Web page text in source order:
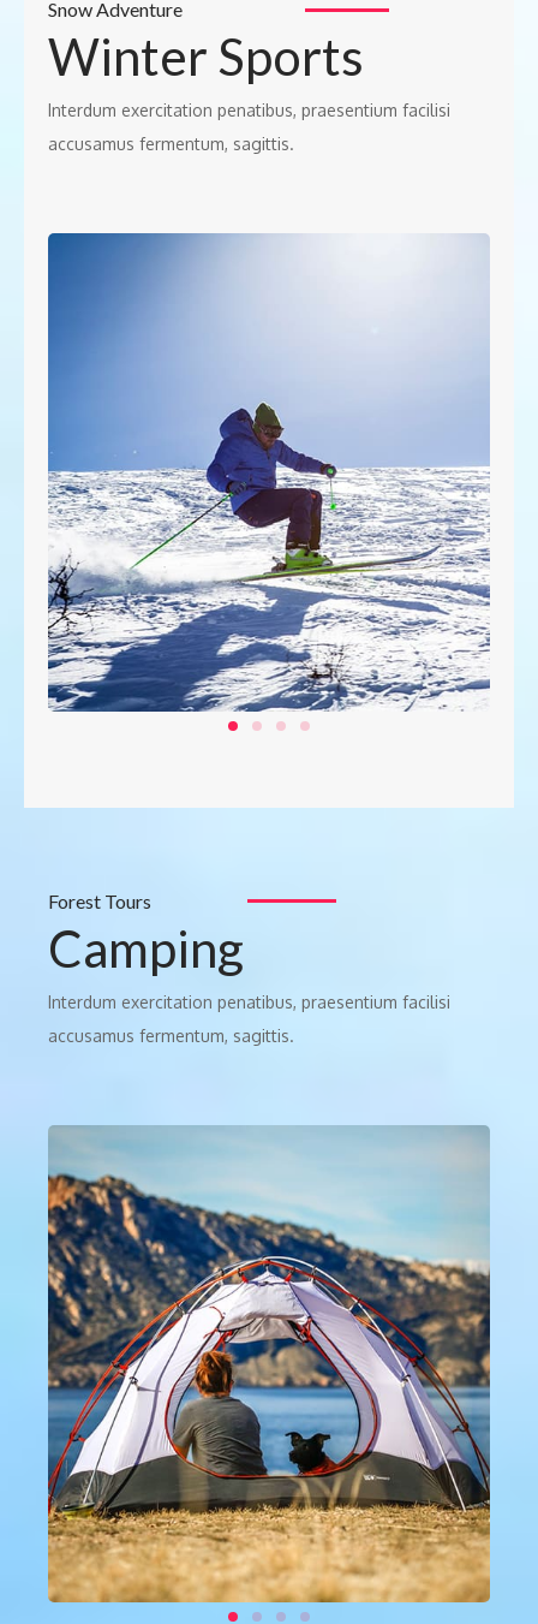
Snow Adventure
Winter Sports
Interdum exercitation penatibus, praesentium facilisi
accusamus fermentum, sagittis.
Forest Tours
Camping
Interdum exercitation penatibus, praesentium facilisi
accusamus fermentum, sagittis.